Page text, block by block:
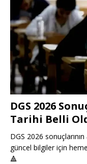
DGS 2026
Tarihi Belli
DGS 2026
güncel bilgiler için
🔺